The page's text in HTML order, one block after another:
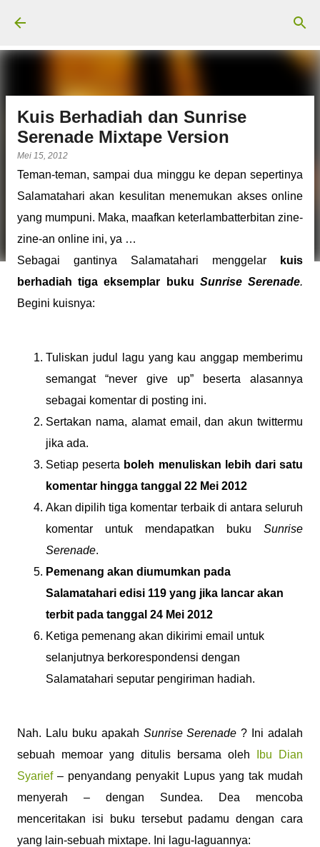
Kuis Berhadiah dan Sunrise
Serenade Mixtape Version
Mei 15, 2012
Teman-teman, sampai dua minggu ke depan sepertinya
Salamatahari akan kesulitan menemukan akses online
yang mumpuni. Maka, maafkan keterlambatterbitan zine-
zine-an online ini, ya …
Sebagai gantinya Salamatahari menggelar
kuis
berhadiah tiga eksemplar buku Sunrise Serenade.
Begini kuisnya:
Tuliskan judul lagu yang kau anggap memberimu
semangat “never give up” beserta alasannya
sebagai komentar di posting ini.
Sertakan nama, alamat email, dan akun twittermu
jika ada.
Setiap peserta boleh menuliskan lebih dari satu
komentar hingga tanggal 22 Mei 2012
Akan dipilih tiga komentar terbaik di antara seluruh
komentar untuk mendapatkan buku Sunrise
Serenade.
Pemenang akan diumumkan pada
Salamatahari edisi 119 yang jika lancar akan
terbit pada tanggal 24 Mei 2012
Ketiga pemenang akan dikirimi email untuk
selanjutnya berkorespondensi dengan
Salamatahari seputar pengiriman hadiah.
Nah. Lalu buku apakah Sunrise Serenade? Ini adalah
sebuah memoar yang ditulis bersama oleh
Ibu Dian
Syarief– penyandang penyakit Lupus yang tak mudah
menyerah – dengan Sundea. Dea mencoba
menceritakan isi buku tersebut padamu dengan cara
yang lain-sebuah mixtape. Ini lagu-laguannya: